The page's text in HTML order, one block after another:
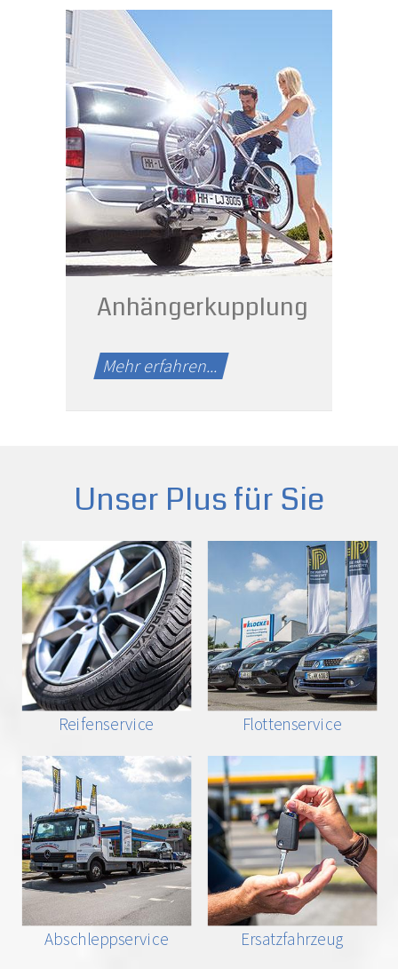
Beratung und Einbau
von
Anhängerkupplung
und Fahrradträger
Anhängerkupplung
Mehr erfahren...
Unser Plus für Sie
Reifenservice Flottenservice
Abschleppservice Ersatzfahrzeug